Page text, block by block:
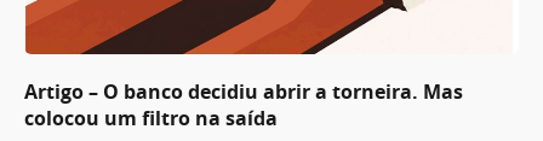
Artigo – O banco decidiu abrir a torneira. Mas
colocou um filtro na saída